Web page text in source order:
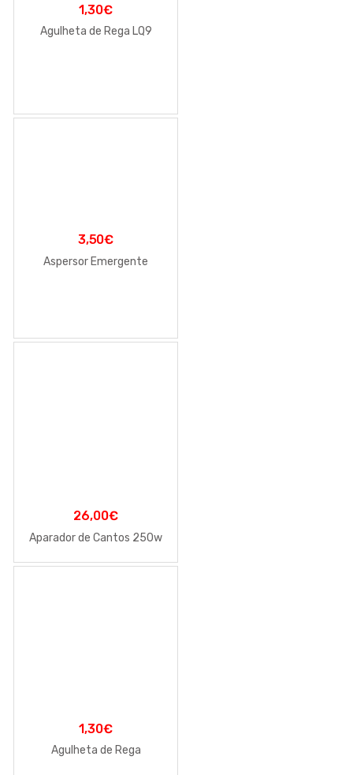
1,30€
Agulheta de Rega LQ9
3,50€
Aspersor Emergente
26,00€
Aparador de Cantos 250w
1,30€
Agulheta de Rega